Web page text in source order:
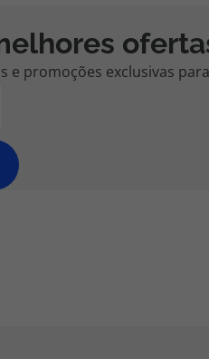
e promoções exclusivas